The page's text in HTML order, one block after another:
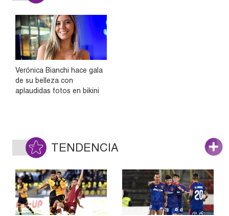
Verónica Bianchi hace gala
de su belleza con
aplaudidas fotos en bikini
TENDENCIA